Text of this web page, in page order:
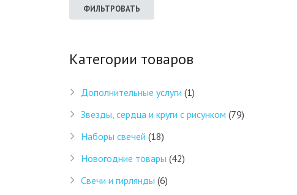
ФИЛЬТРОВАТЬ
Категории товаров
Дополнительные услуги (1)
Звезды, сердца и круги с рисунком (79)
Наборы свечей (18)
Новогодние товары (42)
Свечи и гирлянды (6)